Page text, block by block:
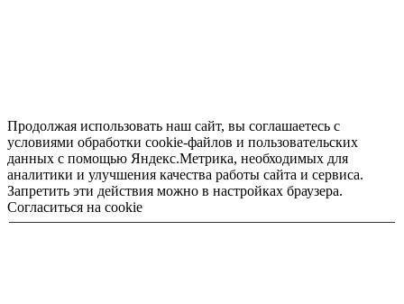
Продолжая использовать наш сайт, вы соглашаетесь с
условиями обработки cookie-файлов и пользовательских
данных с помощью Яндекс.Метрика, необходимых для
аналитики и улучшения качества работы сайта и сервиса.
Запретить эти действия можно в настройках браузера.
Согласиться на cookie